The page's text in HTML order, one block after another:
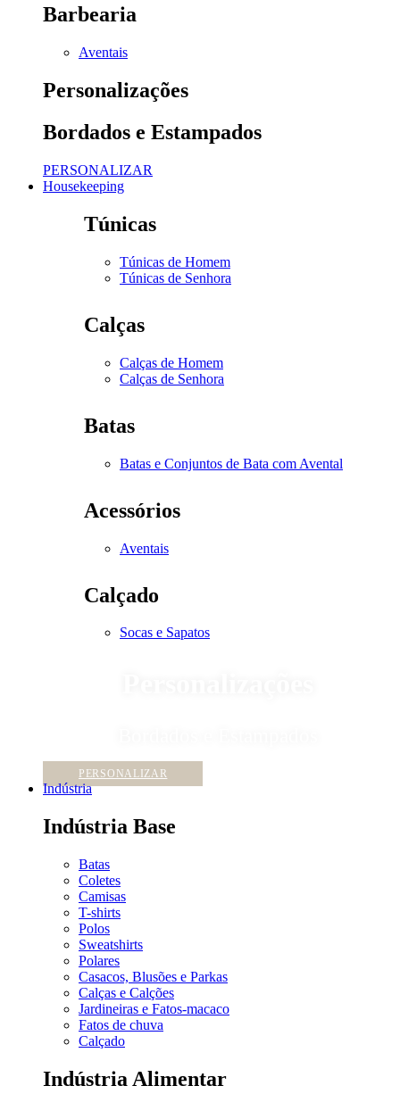
Barbearia
Aventais
Personalizações
Bordados e Estampados
PERSONALIZAR
Housekeeping
Túnicas
Túnicas de Homem
Túnicas de Senhora
Calças
Calças de Homem
Calças de Senhora
Batas
Batas e Conjuntos de Bata com Avental
Acessórios
Aventais
Calçado
Socas e Sapatos
PERSONALIZAR
Indústria
Indústria Base
Batas
Coletes
Camisas
T-shirts
Polos
Sweatshirts
Polares
Casacos, Blusões e Parkas
Calças e Calções
Jardineiras e Fatos-macaco
Fatos de chuva
Calçado
Indústria Alimentar